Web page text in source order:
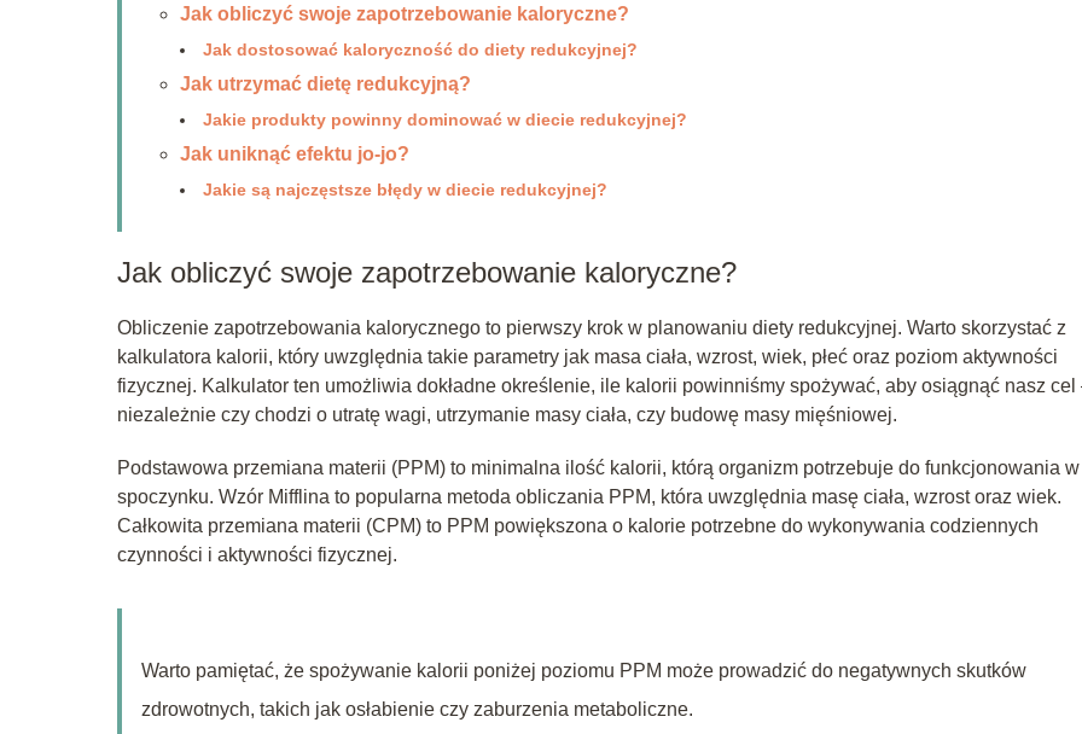
Jak obliczyć swoje zapotrzebowanie kaloryczne?
Jak dostosować kaloryczność do diety redukcyjnej?
Jak utrzymać dietę redukcyjną?
Jakie produkty powinny dominować w diecie redukcyjnej?
Jak uniknąć efektu jo-jo?
Jakie są najczęstsze błędy w diecie redukcyjnej?
Jak obliczyć swoje zapotrzebowanie kaloryczne?
Obliczenie zapotrzebowania kalorycznego to pierwszy krok w planowaniu diety redukcyjnej. Warto skorzystać z
kalkulatora kalorii, który uwzględnia takie parametry jak masa ciała, wzrost, wiek, płeć oraz poziom aktywności
fizycznej. Kalkulator ten umożliwia dokładne określenie, ile kalorii powinniśmy spożywać, aby osiągnąć nasz cel
niezależnie czy chodzi o utratę wagi, utrzymanie masy ciała, czy budowę masy mięśniowej.
Podstawowa przemiana materii (PPM) to minimalna ilość kalorii, którą organizm potrzebuje do funkcjonowania w
spoczynku. Wzór Mifflina to popularna metoda obliczania PPM, która uwzględnia masę ciała, wzrost oraz wiek.
Całkowita przemiana materii (CPM) to PPM powiększona o kalorie potrzebne do wykonywania codziennych
czynności i aktywności fizycznej.
Warto pamiętać, że spożywanie kalorii poniżej poziomu PPM może prowadzić do negatywnych skutków
zdrowotnych, takich jak osłabienie czy zaburzenia metaboliczne.